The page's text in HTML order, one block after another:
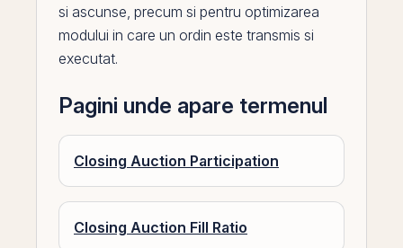
si ascunse, precum si pentru optimizarea
modului in care un ordin este transmis si
executat.
Pagini unde apare termenul
Closing Auction Participation
Closing Auction Fill Ratio